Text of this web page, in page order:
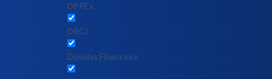
DPPEx
DRCI
Dúvidas Financeiro